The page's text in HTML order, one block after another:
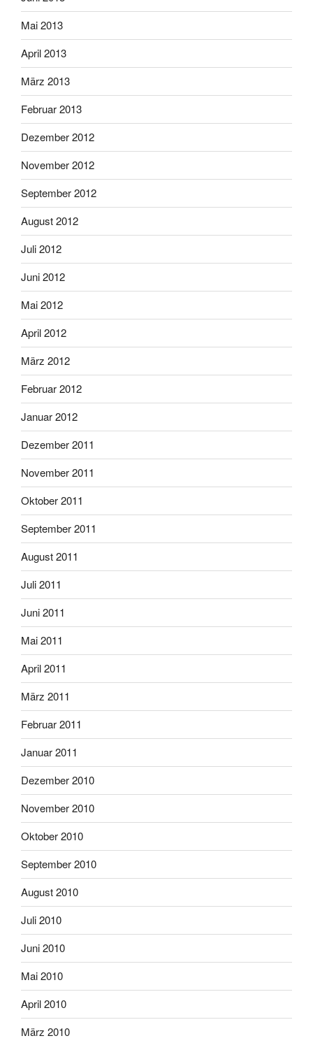
Mai 2013
April 2013
März 2013
Februar 2013
Dezember 2012
November 2012
September 2012
August 2012
Juli 2012
Juni 2012
Mai 2012
April 2012
März 2012
Februar 2012
Januar 2012
Dezember 2011
November 2011
Oktober 2011
September 2011
August 2011
Juli 2011
Juni 2011
Mai 2011
April 2011
März 2011
Februar 2011
Januar 2011
Dezember 2010
November 2010
Oktober 2010
September 2010
August 2010
Juli 2010
Juni 2010
Mai 2010
April 2010
März 2010